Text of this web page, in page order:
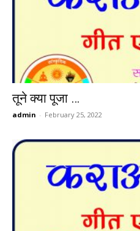
तूने क्या पूजा …
admin - February 25, 2022